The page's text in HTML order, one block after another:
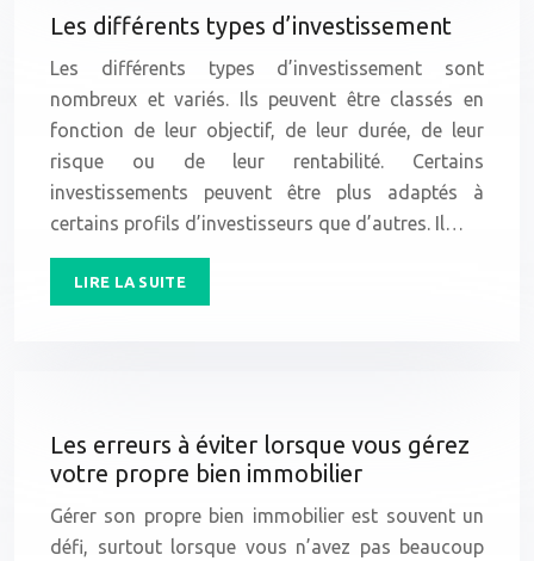
Les différents types d’investissement
Les différents types d’investissement sont
nombreux et variés. Ils peuvent être classés en
fonction de leur objectif, de leur durée, de leur
risque ou de leur rentabilité. Certains
investissements peuvent être plus adaptés à
certains profils d’investisseurs que d’autres. Il…
LIRE LA SUITE
Les erreurs à éviter lorsque vous gérez
votre propre bien immobilier
Gérer son propre bien immobilier est souvent un
défi, surtout lorsque vous n’avez pas beaucoup